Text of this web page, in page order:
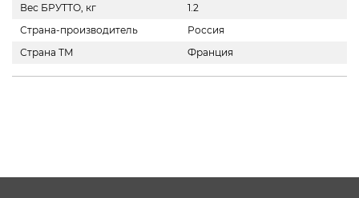
Вес БРУТТО, кг
1.2
Страна-производитель
Россия
Страна ТМ
Франция